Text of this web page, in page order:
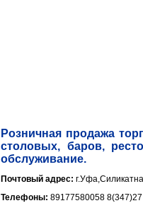
Розничная продажа
столовых, баров,
обслуживание.
Почтовый адрес:
Телефоны: 89177580058 8(347)27